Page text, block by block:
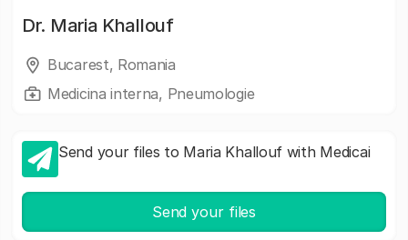
Dr. Maria Khallouf
Bucarest, Romania
Medicina interna, Pneumologie
Send your files to Maria Khallouf with Medicai
Send your files